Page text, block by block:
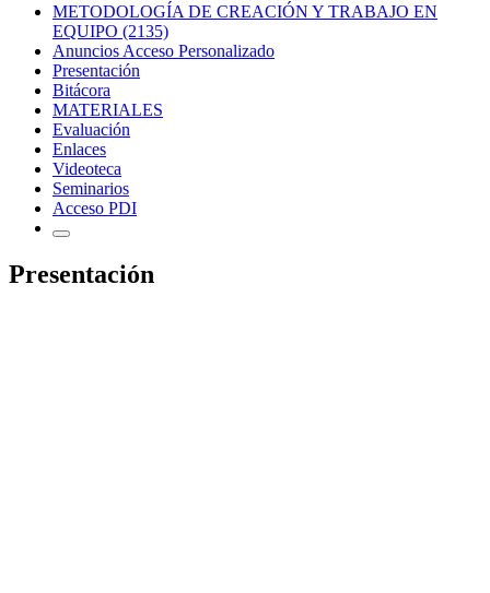
METODOLOGÍA DE CREACIÓN Y TRABAJO EN
EQUIPO (2135)
Anuncios Acceso Personalizado
Presentación
Bitácora
MATERIALES
Evaluación
Enlaces
Videoteca
Seminarios
Acceso PDI
Presentación